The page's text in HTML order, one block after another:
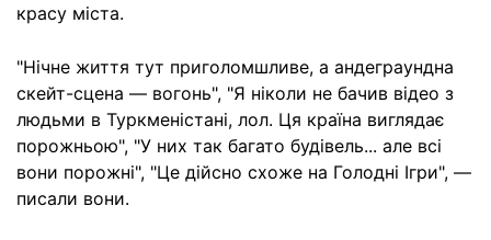
красу міста.
"Нічне життя тут приголомшливе, а андеграундна
скейт-сцена — вогонь", "Я ніколи не бачив відео з
людьми в Туркменістані, лол. Ця країна виглядає
порожньою", "У них так багато будівель... але всі
вони порожні", "Це дійсно схоже на Голодні Ігри", —
писали вони.